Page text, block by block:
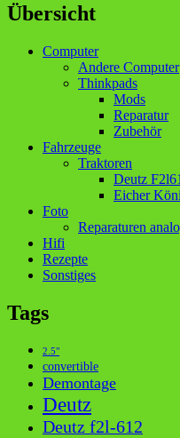
Übersicht
Computer
Andere Computer
Thinkpads
Mods
Reparatur
Zubehör
Fahrzeuge
Traktoren
Deutz
Eicher
Foto
Reparaturen
Hifi
Rezepte
Sonstiges
Tags
2.5"
convertible
Demontage
Deutz
Deutz f2l-612